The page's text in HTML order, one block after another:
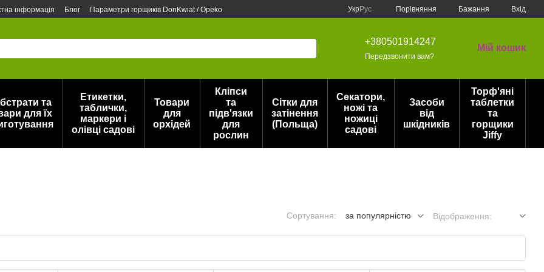
інформація Блог
Параметри горщиків DonKwiat / Opeko
УкрРус Порівняння Бажання Вхід
+380501914247
Передзвонити вам?
Мій кошик
та
для їх
Етикетки,
таблички,
маркери і
олівці садові
Товари
для
орхідей
Кліпси
та
підв'язки
для
рослин
Сітки для
затінення
(Польща)
Секатори,
ножі та
ножиці
садові
Засоби
від
шкідників
Торф'яні
таблетки
та
горщики
Jiffy
Сортування: за популярністю Відображення: